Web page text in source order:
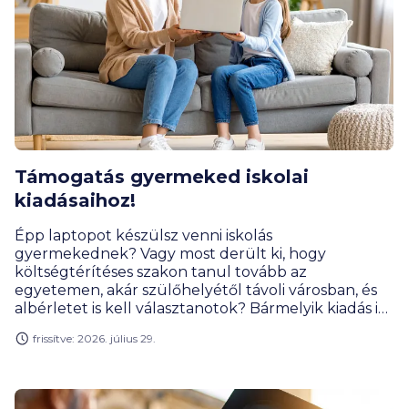
Támogatás gyermeked iskolai
kiadásaihoz!
Épp laptopot készülsz venni iskolás
gyermekednek? Vagy most derült ki, hogy
költségtérítéses szakon tanul tovább az
egyetemen, akár szülőhelyétől távoli városban, és
albérletet is kell választanotok? Bármelyik kiadás is
támogatást! Hogyan? Nyiss OTP Egészségpénztári
frissítve: 2026. július 29.